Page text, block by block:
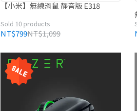
【小米】無線滑鼠 靜音版 E318
Sold 10 products
NT$799NT$1,099